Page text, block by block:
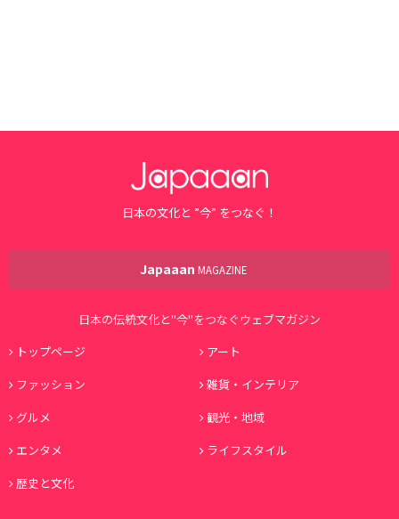
日本の文化と ”今” をつなぐ！
Japaaan MAGAZINE
日本の伝統文化と"今"をつなぐウェブマガジン
トップページ
アート
ファッション
雑貨・インテリア
グルメ
観光・地域
エンタメ
ライフスタイル
歴史と文化